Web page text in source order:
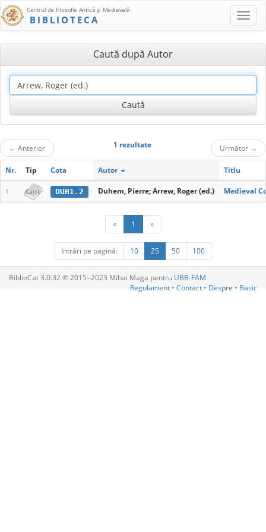
Centrul de Filosofie Antică şi Medievală
BIBLIOTECA
Caută după Autor
← Anterior 1 rezultate Următor →
Nr. Tip Cota Autor Titlu
1 Carte DUH1.2 Duhem, Pierre; Arrew, Roger (ed.) Medieval
« 1 »
Intrări pe pagină: 10 25 50 100
BiblioCat 3.0.32 © 2015‒2023 Mihai Maga pentru UBB-FAM
Regulament • Contact • Despre • Basic